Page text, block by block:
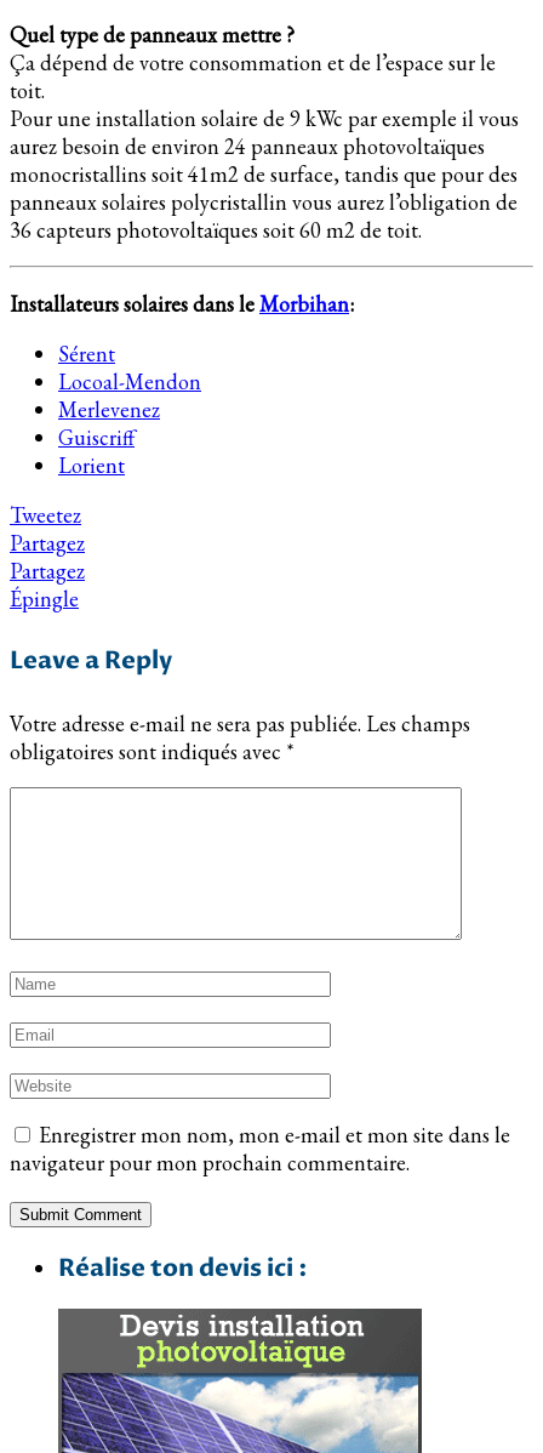
Quel type de panneaux mettre ?
Ça dépend de votre consommation et de l’espace sur le
toit.
Pour une installation solaire de 9 kWc par exemple il vous
aurez besoin de environ 24 panneaux photovoltaïques
monocristallins soit 41m2 de surface, tandis que pour des
panneaux solaires polycristallin vous aurez l’obligation de
36 capteurs photovoltaïques soit 60 m2 de toit.
Installateurs solaires dans leMorbihan:
Sérent
Locoal-Mendon
Merlevenez
Guiscriff
Lorient
Tweetez
Partagez
Partagez
Épingle
Leave a Reply
Votre adresse e-mail ne sera pas publiée. Les champs
obligatoires sont indiqués avec *
Enregistrer mon nom, mon e-mail et mon site dans le
navigateur pour mon prochain commentaire.
Réalise ton devis ici :